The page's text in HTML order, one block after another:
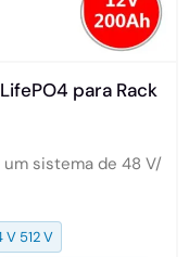
para Rack
sistema de 48 V/
V 512 V